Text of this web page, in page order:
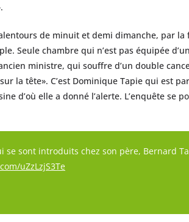
de minuit et demi dimanche, par la
Seule chambre qui n’est pas équipée
ministre, qui souffre d’un double
la tête». C’est Dominique Tapie qui est
d’où elle a donné l’alerte. L’enquête se
se sont introduits chez son père, Bernard
uZzLzjS3Te